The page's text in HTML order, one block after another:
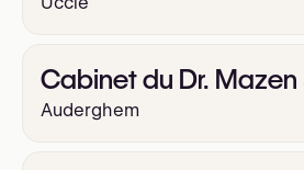
Cabinet du Dr.
Auderghem